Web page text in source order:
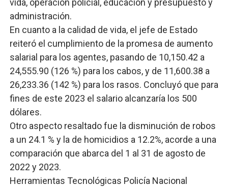
vida, operación policial, educación y presupuesto y
administración.
En cuanto a la calidad de vida, el jefe de Estado
reiteró el cumplimiento de la promesa de aumento
salarial para los agentes, pasando de 10,150.42 a
24,555.90 (126 %) para los cabos, y de 11,600.38 a
26,233.36 (142 %) para los rasos. Concluyó que para
fines de este 2023 el salario alcanzaría los 500
dólares.
Otro aspecto resaltado fue la disminución de robos
a un 24.1 % y la de homicidios a 12.2%, acorde a una
comparación que abarca del 1 al 31 de agosto de
2022 y 2023.
Herramientas Tecnológicas Policía Nacional